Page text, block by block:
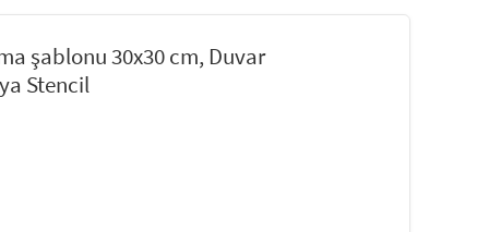
şablonu 30x30 cm, Duvar
Stencil